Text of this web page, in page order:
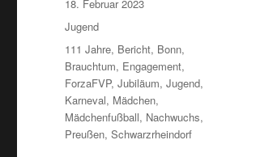
am
18. Februar 2023
Kategorien
Jugend
Schlagwörter
111 Jahre, Bericht, Bonn,
Brauchtum, Engagement,
ForzaFVP,Jubiläum,Jugend,
Karneval, Mädchen,
Mädchenfußball, Nachwuchs,
Preußen,Schwarzrheindorf